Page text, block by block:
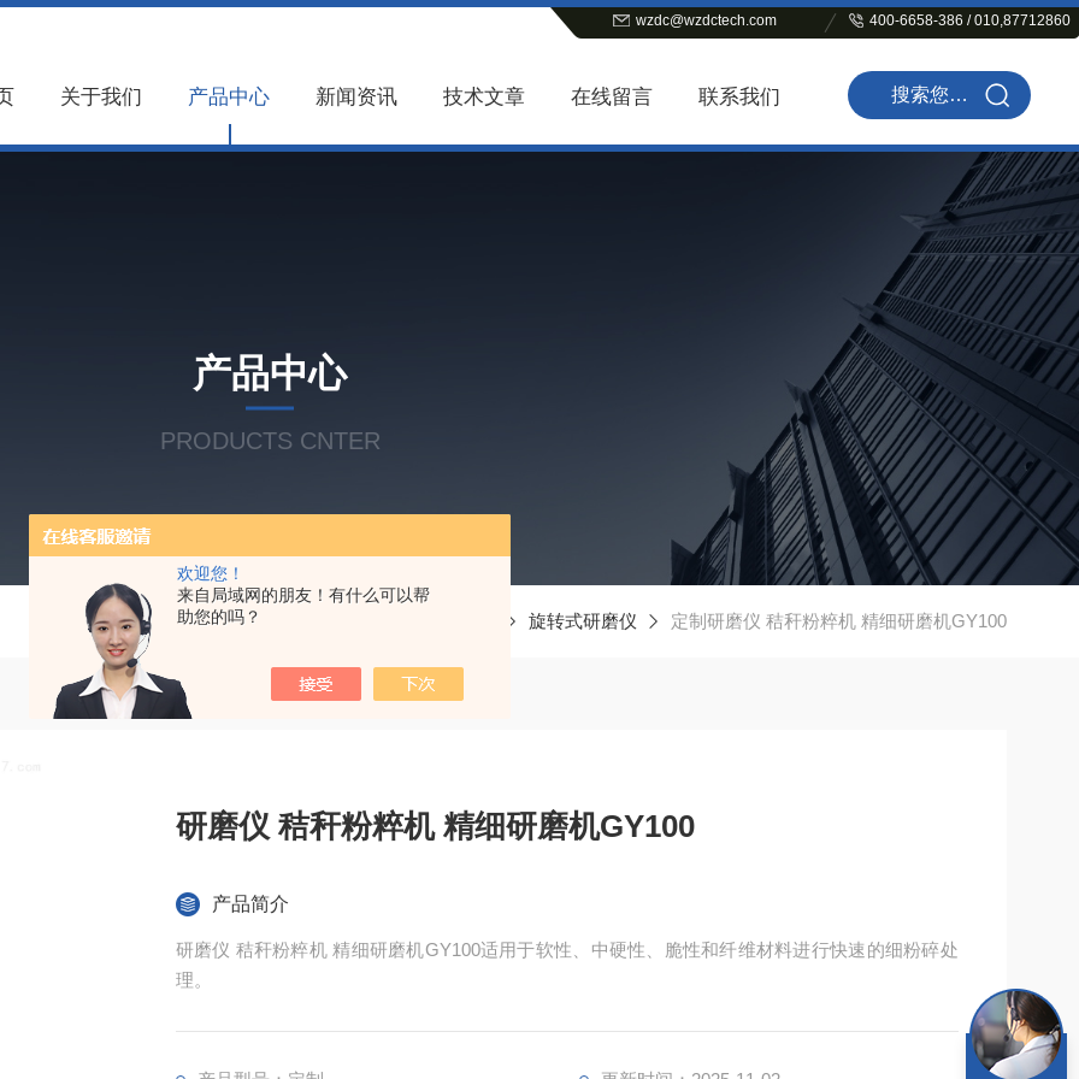
欢迎您！
来自局域网的朋友！有什么可以帮
助您的吗？
wzdc@wzdctech.com 400-6658-386 / 010,87712860
关于我们 产品中心 新闻资讯 技术文章 在线留言 联系我们
产品中心
PRODUCTS CNTER
当前位置： 首页 产品中心 旋转式研磨仪 定制研磨仪 秸秆粉粹机 精细研磨机GY100
研磨仪 秸秆粉粹机 精细研磨机GY100
产品简介
研磨仪 秸秆粉粹机 精细研磨机GY100适用于软性、中硬性、脆性和纤维材料进行快速的细粉碎处
理。